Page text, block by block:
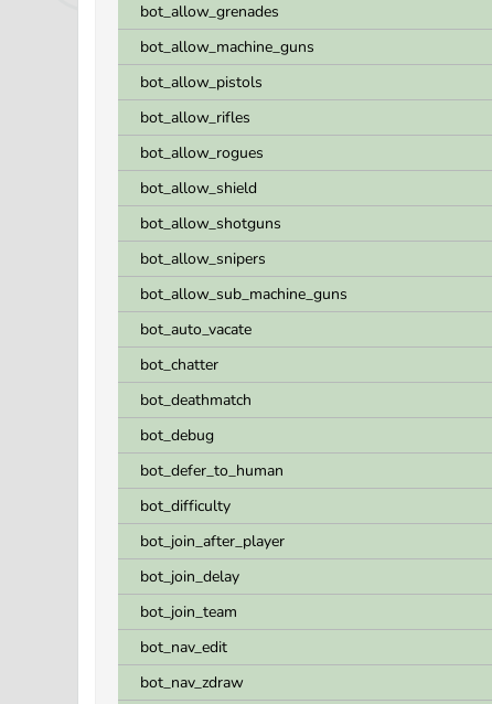
bot_allow_grenades
bot_allow_machine_guns
bot_allow_pistols
bot_allow_rifles
bot_allow_rogues
bot_allow_shield
bot_allow_shotguns
bot_allow_snipers
bot_allow_sub_machine_guns
bot_auto_vacate
bot_chatter
bot_deathmatch
bot_debug
bot_defer_to_human
bot_difficulty
bot_join_after_player
bot_join_delay
bot_join_team
bot_nav_edit
bot_nav_zdraw